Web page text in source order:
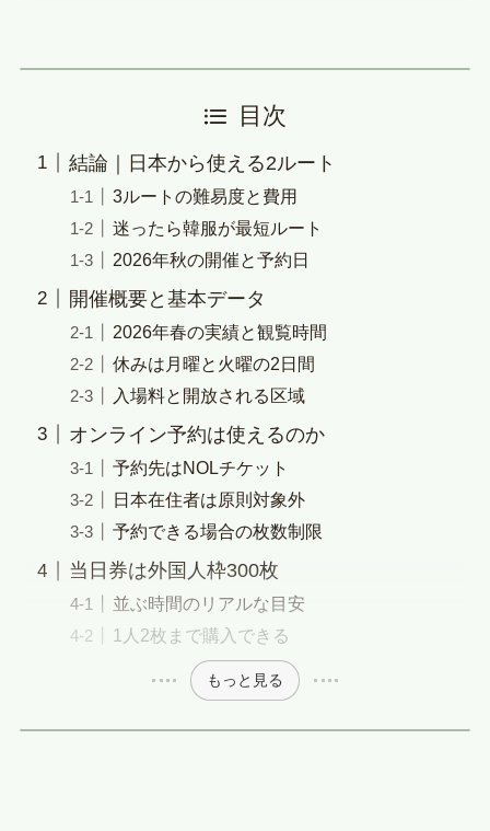
目次
結論｜日本から使える2ルート
3ルートの難易度と費用
迷ったら韓服が最短ルート
2026年秋の開催と予約日
開催概要と基本データ
2026年春の実績と観覧時間
休みは月曜と火曜の2日間
入場料と開放される区域
オンライン予約は使えるのか
予約先はNOLチケット
日本在住者は原則対象外
予約できる場合の枚数制限
当日券は外国人枠300枚
並ぶ時間のリアルな目安
1人2枚まで購入できる
もっと見る